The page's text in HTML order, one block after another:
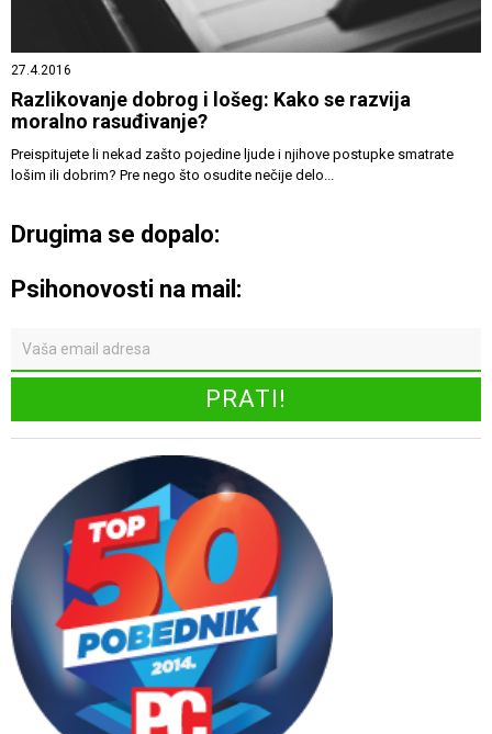
27.4.2016
Razlikovanje dobrog i lošeg: Kako se razvija
moralno rasuđivanje?
Preispitujete li nekad zašto pojedine ljude i njihove postupke smatrate
lošim ili dobrim? Pre nego što osudite nečije delo...
Drugima se dopalo:
Psihonovosti na mail: